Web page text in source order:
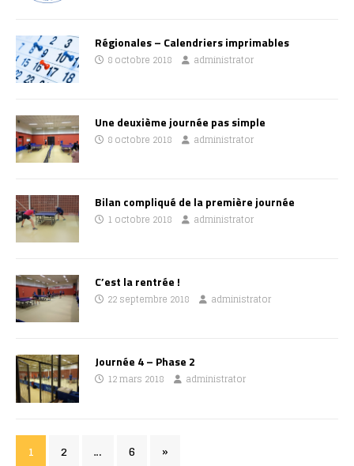
Régionales – Calendriers imprimables
8 octobre 2018 administrator
Une deuxième journée pas simple
8 octobre 2018 administrator
Bilan compliqué de la première journée
1 octobre 2018 administrator
C’est la rentrée !
22 septembre 2018 administrator
Journée 4 – Phase 2
12 mars 2018 administrator
1 2 … 6 »